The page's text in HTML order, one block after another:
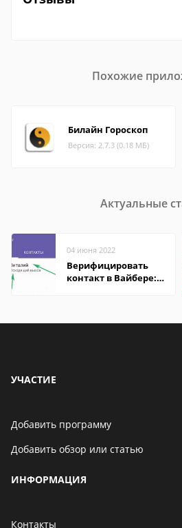
Похожие
Билайн Гороскоп
Версия: 2.7.3 (0.18 МБ)
Актуальные
04 июня 2022
Верифицировать
контакт в Вайбере:
УЧАСТИЕ
Добавить программу
Добавить обзор или статью
ИНФОРМАЦИЯ
Контакты